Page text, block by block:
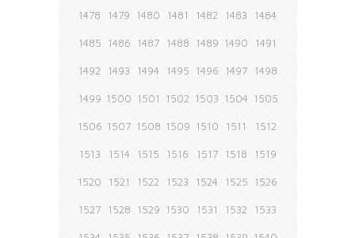
1478 1479 1480 1481 1482 1483 1484
1485 1486 1487 1488 1489 1490 1491
1492 1493 1494 1495 1496 1497 1498
1499 1500 1501 1502 1503 1504 1505
1506 1507 1508 1509 1510 1511 1512
1513 1514 1515 1516 1517 1518 1519
1520 1521 1522 1523 1524 1525 1526
1527 1528 1529 1530 1531 1532 1533